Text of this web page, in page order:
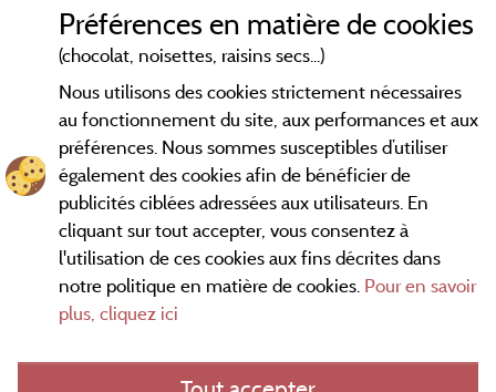
Conditions générales d'utilisation
Préférences en matière de cookies
(chocolat, noisettes, raisins secs...)
Nous utilisons des cookies strictement nécessaires
au fonctionnement du site, aux performances et aux
préférences. Nous sommes susceptibles d’utiliser
également des cookies afin de bénéficier de
publicités ciblées adressées aux utilisateurs. En
cliquant sur tout accepter, vous consentez à
l'utilisation de ces cookies aux fins décrites dans
notre politique en matière de cookies. Pour en savoir
plus, cliquez ici